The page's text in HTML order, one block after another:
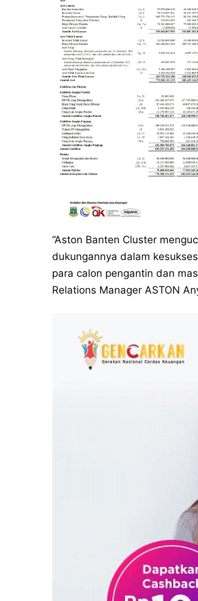
“Aston Banten Cluster
dukungannya dalam
para calon pengantin dan
Relations Manager ASTON